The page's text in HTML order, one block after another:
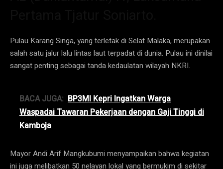
Pulau Karang Singa, yang terletak di Selat Malaka, merupakan
salah satu jalur lalu lintas laut terpadat di dunia. Pulau ini dinilai
sangat penting sebagai tanda kedaulatan wilayah NKRI.
BACA JUGA: BP3MI Kepri Ingatkan Warga
Waspadai Tawaran Pekerjaan dengan Gaji Tinggi di
Kamboja
Mayor Andi Arif Mangkubumi menyampaikan bahwa kegiatan
ini juga melibatkan 50 nelayan lokal yang bermukim di sekitar